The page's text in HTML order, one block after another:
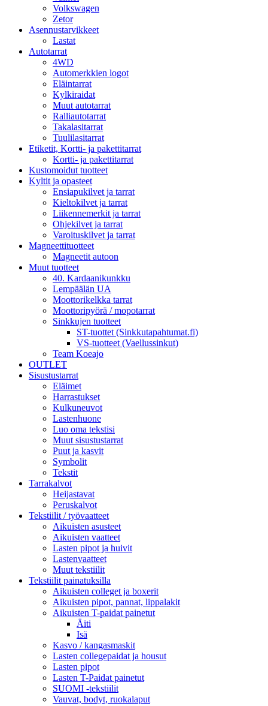
Volkswagen
Zetor
Asennustarvikkeet
Lastat
Autotarrat
4WD
Automerkkien logot
Eläintarrat
Kylkiraidat
Muut autotarrat
Ralliautotarrat
Takalasitarrat
Tuulilasitarrat
Etiketit, Kortti- ja pakettitarrat
Kortti- ja pakettitarrat
Kustomoidut tuotteet
Kyltit ja opasteet
Ensiapukilvet ja tarrat
Kieltokilvet ja tarrat
Liikennemerkit ja tarrat
Ohjekilvet ja tarrat
Varoituskilvet ja tarrat
Magneettituotteet
Magneetit autoon
Muut tuotteet
40. Kardaanikunkku
Lempäälän UA
Moottorikelkka tarrat
Moottoripyörä / mopotarrat
Sinkkujen tuotteet
ST-tuottet (Sinkkutapahtumat.fi)
VS-tuotteet (Vaellussinkut)
Team Koeajo
OUTLET
Sisustustarrat
Eläimet
Harrastukset
Kulkuneuvot
Lastenhuone
Luo oma tekstisi
Muut sisustustarrat
Puut ja kasvit
Symbolit
Tekstit
Tarrakalvot
Heijastavat
Peruskalvot
Tekstiilit / työvaatteet
Aikuisten asusteet
Aikuisten vaatteet
Lasten pipot ja huivit
Lastenvaatteet
Muut tekstiilit
Tekstiilit painatuksilla
Aikuisten colleget ja boxerit
Aikuisten pipot, pannat, lippalakit
Aikuisten T-paidat painetut
Äiti
Isä
Kasvo / kangasmaskit
Lasten collegepaidat ja housut
Lasten pipot
Lasten T-Paidat painetut
SUOMI -tekstiilit
Vauvat, bodyt, ruokalaput